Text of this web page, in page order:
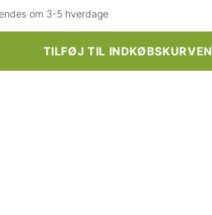
om 3-5 hverdage
TILFØJ TIL INDKØBSKURVEN